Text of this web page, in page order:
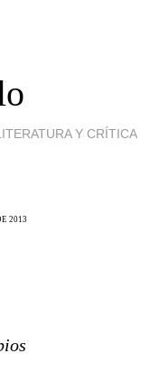
Y CRÍTICA
2013